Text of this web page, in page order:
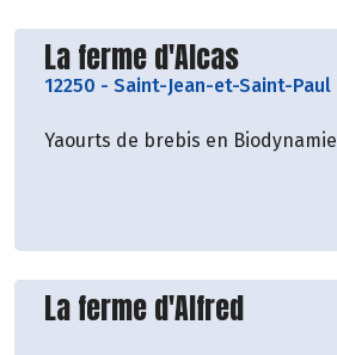
Découvrir le producteur
La ferme d'Alcas
12250 - Saint-Jean-et-Saint-Paul
Yaourts de brebis en Biodynamie
Découvrir le producteur
La ferme d'Alfred